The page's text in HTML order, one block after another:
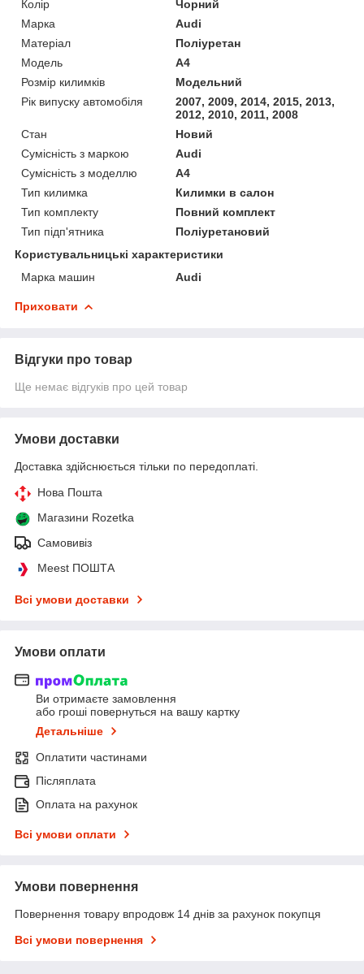
Колір
Чорний
Марка
Audi
Матеріал
Поліуретан
Модель
A4
Розмір килимків
Модельний
Рік випуску автомобіля
2007, 2009, 2014, 2015, 2013,
2012, 2010, 2011, 2008
Стан
Новий
Сумісність з маркою
Audi
Сумісність з моделлю
A4
Тип килимка
Килимки в салон
Тип комплекту
Повний комплект
Тип підп'ятника
Поліуретановий
Користувальницькі характеристики
Марка машин
Audi
Приховати
Відгуки про товар
Ще немає відгуків про цей товар
Умови доставки
Доставка здійснюється тільки по передоплаті.
Нова Пошта
Магазини Rozetka
Самовивіз
Meest ПОШТА
Всі умови доставки
Умови оплати
Ви отримаєте замовлення
або гроші повернуться на вашу картку
Детальніше
Оплатити частинами
Післяплата
Оплата на рахунок
Всі умови оплати
Умови повернення
Повернення товару впродовж 14 днів за рахунок покупця
Всі умови повернення